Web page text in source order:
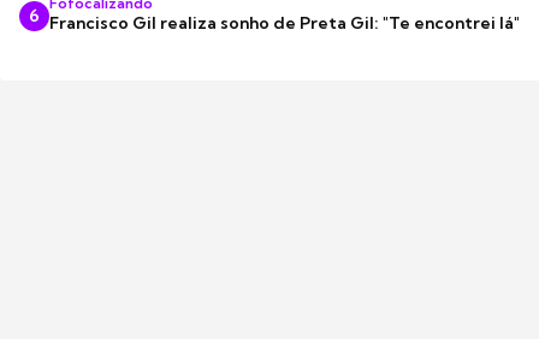
6 Francisco Gil realiza sonho de Preta Gil: "Te encontrei lá"